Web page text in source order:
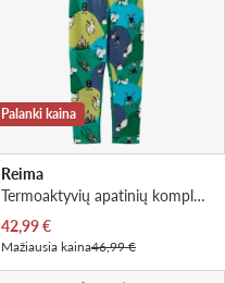
Palanki kaina
Reima
Termoaktyvių apatinių komplektas · Troliai Mumiai · Žalia
Dabartinė kaina
42,99€
Mažiausia kaina46,99 €